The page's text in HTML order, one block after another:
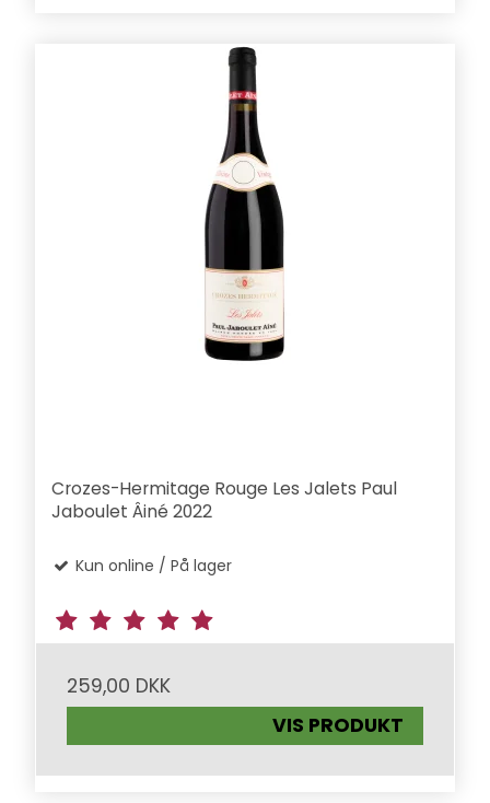
Crozes-Hermitage Rouge Les Jalets Paul
Jaboulet Âiné 2022
Kun online / På lager
259,00 DKK
VIS PRODUKT